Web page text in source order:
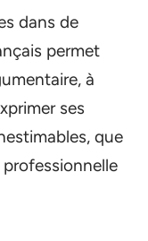
dans de
permet
à
ses
que